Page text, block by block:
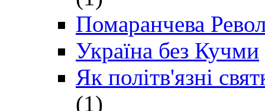
Помаранчева
Україна без Кучми
Як політв'язні
(1)